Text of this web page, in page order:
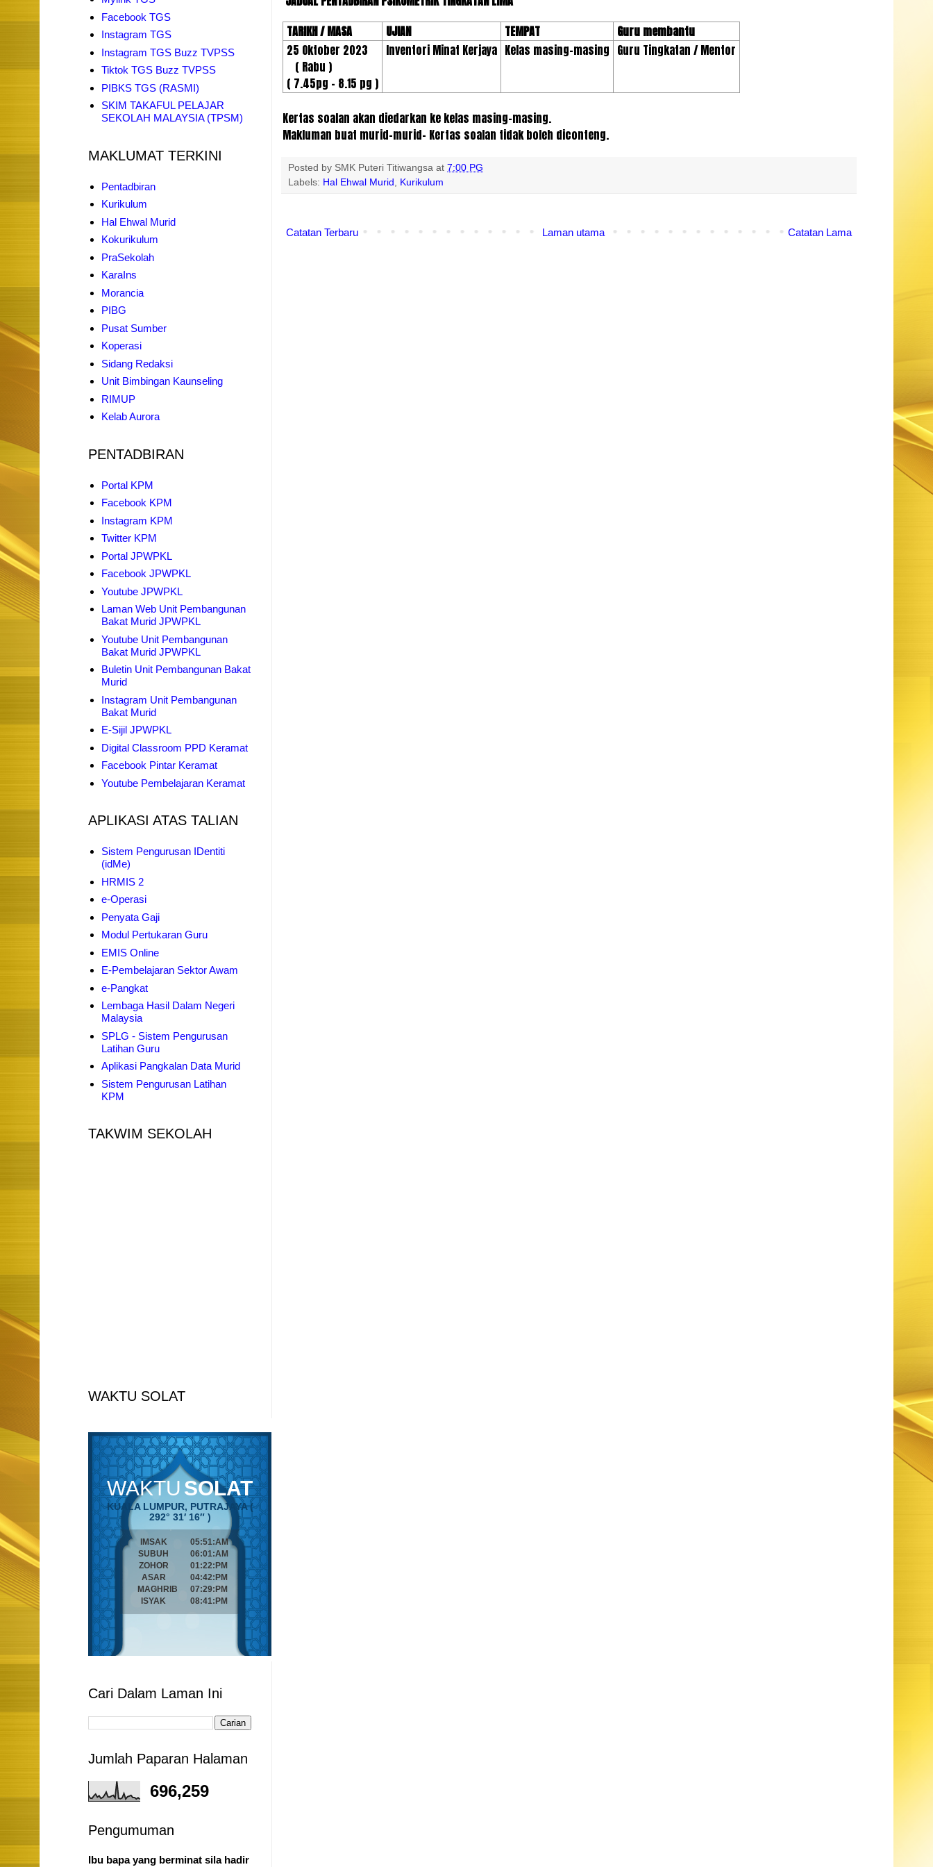
TARIKH / MASA
UJIAN TEMPAT
Guru membantu
25 Oktober 2023
( Rabu )
( 7.45pg – 8.15 pg )
Inventori Minat Kerjaya Kelas masing-masing Guru Tingkatan / Mentor
Kertas soalan akan diedarkan ke kelas masing-masing.
Makluman buat murid-murid- Kertas soalan tidak boleh diconteng.
Posted by SMK Puteri Titiwangsa at 7:00 PG
Labels: Hal Ehwal Murid Kurikulum
Catatan Terbaru Catatan Lama
Laman utama
Facebook TGS
Instagram TGS
Instagram TGS Buzz TVPSS
Tiktok TGS Buzz TVPSS
PIBKS TGS (RASMI)
SKIM TAKAFUL PELAJAR
SEKOLAH MALAYSIA (TPSM)
MAKLUMAT TERKINI
Pentadbiran
Kurikulum
Hal Ehwal Murid
Kokurikulum
PraSekolah
KaraIns
Morancia
PIBG
Pusat Sumber
Koperasi
Sidang Redaksi
Unit Bimbingan Kaunseling
RIMUP
Kelab Aurora
PENTADBIRAN
Portal KPM
Facebook KPM
Instagram KPM
Twitter KPM
Portal JPWPKL
Facebook JPWPKL
Youtube JPWPKL
Laman Web Unit Pembangunan
Bakat Murid JPWPKL
Youtube Unit Pembangunan
Bakat Murid JPWPKL
Buletin Unit Pembangunan Bakat
Murid
Instagram Unit Pembangunan
Bakat Murid
E-Sijil JPWPKL
Digital Classroom PPD Keramat
Facebook Pintar Keramat
Youtube Pembelajaran Keramat
APLIKASI ATAS TALIAN
Sistem Pengurusan IDentiti
(idMe)
HRMIS 2
e-Operasi
Penyata Gaji
Modul Pertukaran Guru
EMIS Online
E-Pembelajaran Sektor Awam
e-Pangkat
Lembaga Hasil Dalam Negeri
Malaysia
SPLG - Sistem Pengurusan
Latihan Guru
Aplikasi Pangkalan Data Murid
Sistem Pengurusan Latihan
KPM
TAKWIM SEKOLAH
WAKTU SOLAT
Cari Dalam Laman Ini
Jumlah Paparan Halaman
696,259
Pengumuman
Ibu bapa yang berminat sila hadir